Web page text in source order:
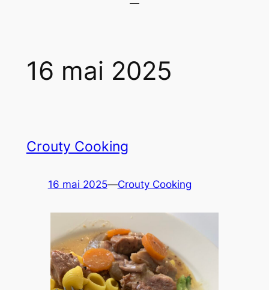
16 mai 2025
Crouty Cooking
16 mai 2025—Crouty Cooking